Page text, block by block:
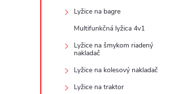
Lyžice na bagre
Multifunkčná lyžica 4v1
Lyžice na šmykom riadený
nakladač
Lyžice na kolesový nakladač
Lyžice na traktor